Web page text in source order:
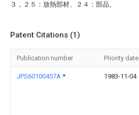
３，２５：放熱部材、２４：部品。
Patent Citations (1)
Publication number Priority date
JPS60100457A * 1983-11-04